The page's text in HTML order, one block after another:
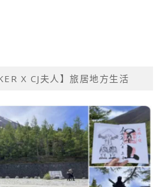
X CJ夫人】旅居地方生活